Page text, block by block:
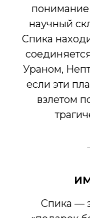
понимание
научный
Спика
Ураном,
если эти
взлетом
Спика —